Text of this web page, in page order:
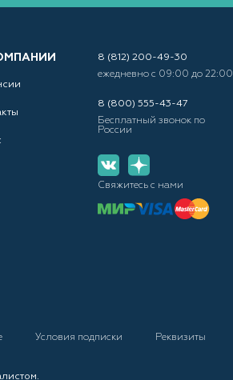
8 (812) 200-49-30
ежедневно с 09:00 до 22:00
8 (800) 555-43-47
Бесплатный звонок по
России
Свяжитесь с нами
Условия подписки Реквизиты